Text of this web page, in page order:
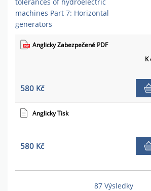
machines Part 7: Horizontal
generators
Anglicky Zabezpečené PDF
K
580 Kč
Anglicky Tisk
580 Kč
87 Výsledky